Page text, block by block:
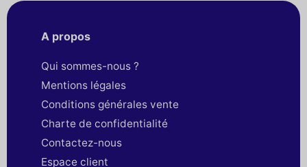
A propos
Qui sommes-nous ?
Mentions légales
Conditions générales vente
Charte de confidentialité
Contactez-nous
Espace client